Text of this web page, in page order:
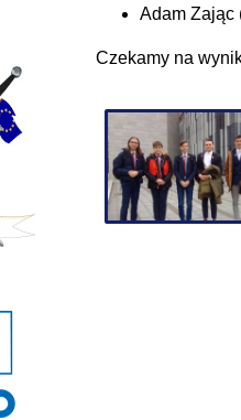
Adam Zając
Czekamy na